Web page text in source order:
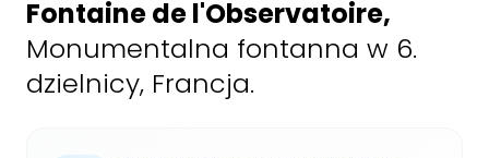
Fontaine de l'Observatoire,
Monumentalna fontanna w 6.
dzielnicy, Francja.